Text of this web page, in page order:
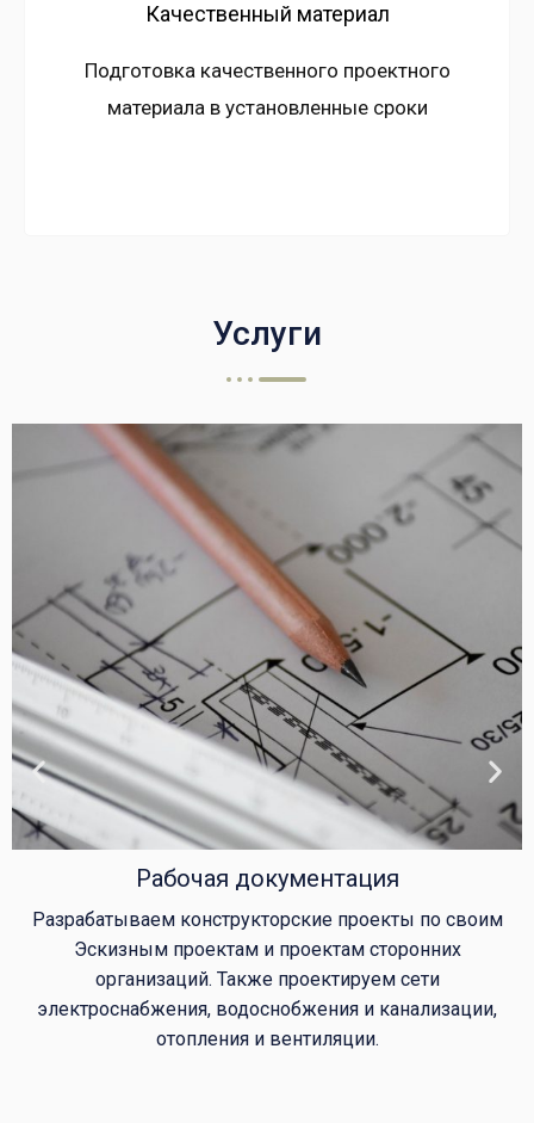
Качественный материал
Подготовка качественного проектного
материала в установленные сроки
Услуги
Рабочая документация
Разрабатываем конструкторские проекты по своим
Эскизным проектам и проектам сторонних
организаций. Также проектируем сети
электроснабжения, водоснобжения и канализации,
отопления и вентиляции.